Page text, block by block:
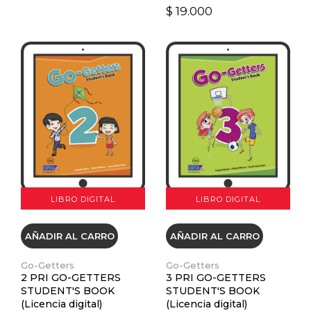
$ 19.000
LIBRO DIGITAL
VER DETALLES
AÑADIR AL CARRO
Go-Getters
2 PRI GO-GETTERS
STUDENT'S BOOK
(Licencia digital)
LIBRO DIGITAL
VER DETALLES
AÑADIR AL CARRO
Go-Getters
3 PRI GO-GETTERS
STUDENT'S BOOK
(Licencia digital)